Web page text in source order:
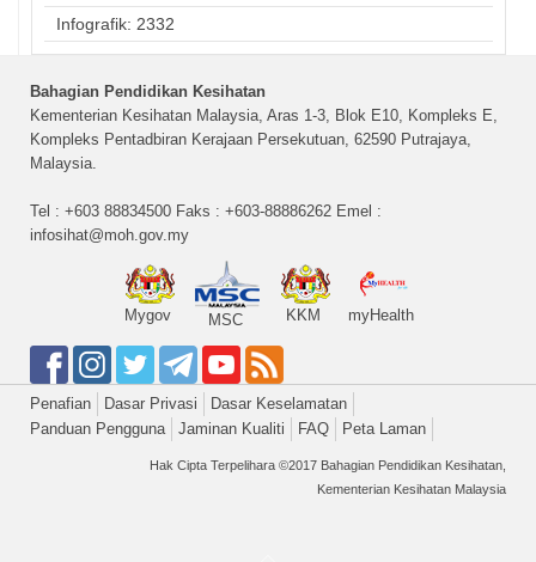
Infografik: 2332
Bahagian Pendidikan Kesihatan
Kementerian Kesihatan Malaysia, Aras 1-3, Blok E10, Kompleks E,
Kompleks Pentadbiran Kerajaan Persekutuan, 62590 Putrajaya,
Malaysia.
Tel : +603 88834500 Faks : +603-88886262 Emel :
infosihat@moh.gov.my
Mygov MSC KKM myHealth
Penafian Dasar Privasi
Dasar Keselamatan
Panduan Pengguna
Jaminan Kualiti FAQ Peta Laman
Hak Cipta Terpelihara ©2017 Bahagian Pendidikan Kesihatan,
Kementerian Kesihatan Malaysia